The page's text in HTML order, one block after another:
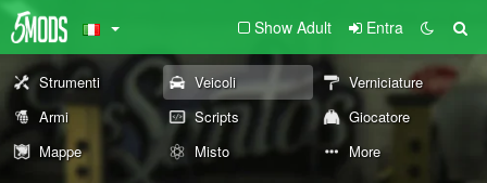
Show Adult Entra
Strumenti Veicoli
Verniciature
Armi
Scripts
Giocatore
Mappe
Misto More